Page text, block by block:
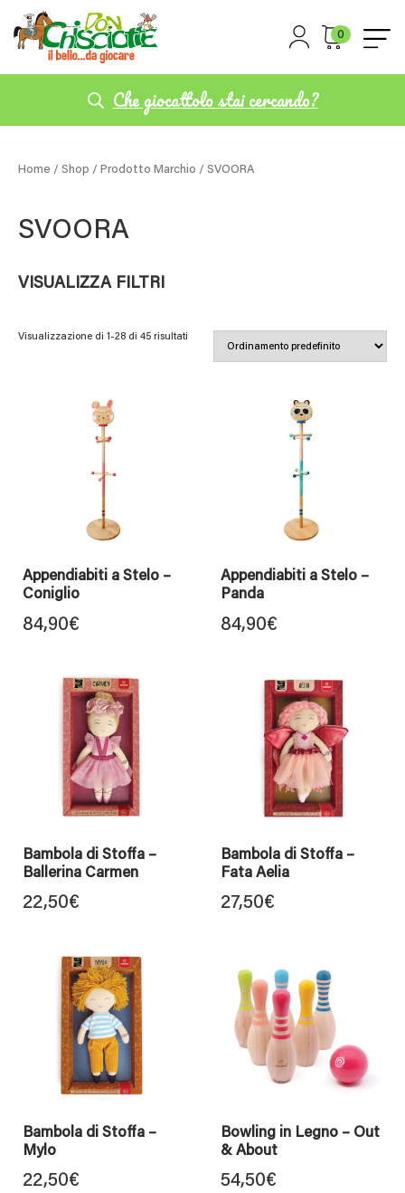
0
Che giocattolo stai cercando?
Home / Shop / Prodotto Marchio / SVOORA
SVOORA
VISUALIZZA FILTRI
Visualizzazione di 1-28 di 45 risultati
Appendiabiti a Stelo –
Coniglio
84,90€
Appendiabiti a Stelo –
Panda
84,90€
Bambola di Stoffa –
Ballerina Carmen
22,50€
Bambola di Stoffa –
Fata Aelia
27,50€
Bambola di Stoffa –
Mylo
22,50€
Bowling in Legno – Out
& About
54,50€